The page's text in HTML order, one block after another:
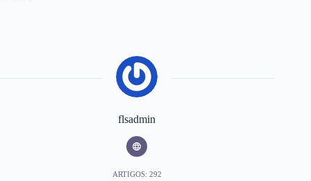
flsadmin
ARTIGOS: 292